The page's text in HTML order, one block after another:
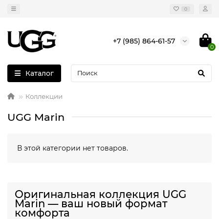
0
+7 (985) 864-61-57
0
Каталог
Коллекции
UGG Marin
В этой категории нет товаров.
Оригинальная коллекция UGG
Marin — ваш новый формат
комфорта